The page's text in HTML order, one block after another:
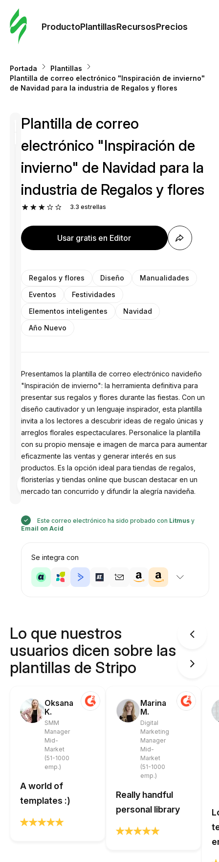
ProductoPlantillasRecursosPrecios
Portada
Plantillas
Plantilla de correo electrónico "Inspiración de invierno"
de Navidad para la industria de Regalos y flores
Diseñado
por
Anastasiia
Plantilla de correo
electrónico "Inspiración de
invierno" de Navidad para la
industria de Regalos y flores
3.3 estrellas
Usar gratis en Editor
Regalos y flores Diseño
Manualidades
Eventos
Festividades
Elementos inteligentes
Navidad
Año Nuevo
Presentamos la plantilla de correo electrónico navideño
"Inspiración de invierno": la herramienta definitiva para
presentar sus regalos y flores durante las fiestas. Con un
diseño cautivador y un lenguaje inspirador, esta plantilla
invita a los lectores a descubrir ideas de regalo únicas y
arreglos florales espectaculares. Personalice la plantilla
con su propio mensaje e imagen de marca para aumentar
eficazmente las ventas y generar interés en sus
productos. Es la opción ideal para tiendas de regalos,
floristerías y tiendas online que buscan destacar en un
mercado tan concurrido y difundir la alegría navideña.
Este correo electrónico ha sido probado con Litmusy
Email on Acid
Se integra con
Lo que nuestros
usuarios dicen sobre las
plantillas de Stripo
Oksana
K.
SMM
Manager
Mid-
Market
(51-1000
emp.)
A world of
templates :)
Marina
M.
Digital
Marketing
Manager
Mid-
Market
(51-1000
emp.)
Really handful
personal library